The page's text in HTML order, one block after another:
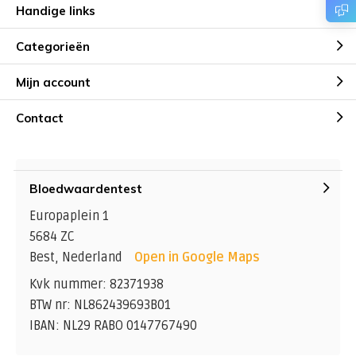
Nadat het consult besteld is ontvang je van ons een
plannen.
Een consult leidt niet automatisch tot een behandeling
overleg besproken.
Handige links
Categorieën
Mijn account
Contact
Bloedwaardentest
Europaplein 1
5684 ZC
Best, Nederland
Open in Google Maps
Kvk nummer: 82371938
BTW nr: NL862439693B01
IBAN: NL29 RABO 0147767490